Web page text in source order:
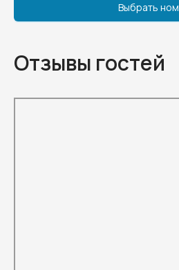
Выбрать
Отзывы гостей